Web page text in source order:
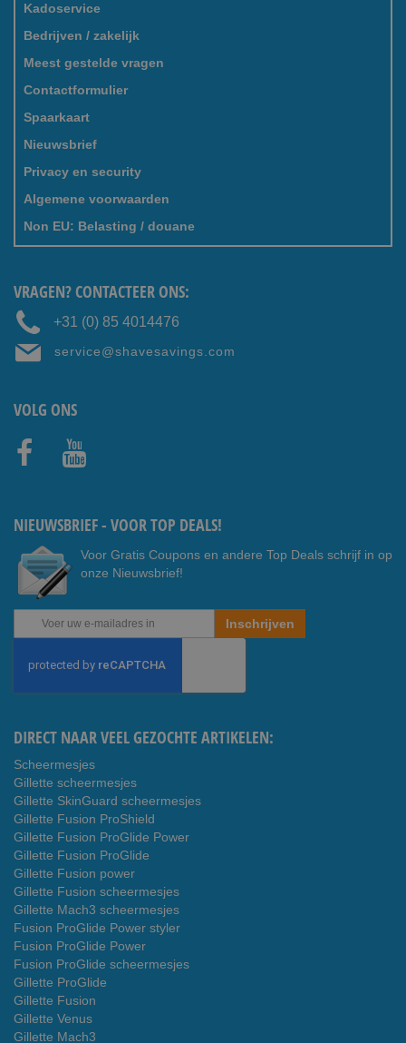
Kadoservice
Bedrijven / zakelijk
Meest gestelde vragen
Contactformulier
Spaarkaart
Nieuwsbrief
Privacy en security
Algemene voorwaarden
Non EU: Belasting / douane
VRAGEN? CONTACTEER ONS:
+31 (0) 85 4014476
service@shavesavings.com
VOLG ONS
NIEUWSBRIEF - VOOR TOP DEALS!
Voor Gratis Coupons en andere Top Deals schrijf in op
onze Nieuwsbrief!
Abonneer
u
onze
nieuwsbrief
Inschrijven
DIRECT NAAR VEEL GEZOCHTE ARTIKELEN:
Scheermesjes
Gillette scheermesjes
Gillette SkinGuard scheermesjes
Gillette Fusion ProShield
Gillette Fusion ProGlide Power
Gillette Fusion ProGlide
Gillette Fusion power
Gillette Fusion scheermesjes
Gillette Mach3 scheermesjes
Fusion ProGlide Power styler
Fusion ProGlide Power
Fusion ProGlide scheermesjes
Gillette ProGlide
Gillette Fusion
Gillette Venus
Gillette Mach3